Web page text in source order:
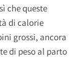
che queste
di calorie
grossi, ancora
di peso al parto